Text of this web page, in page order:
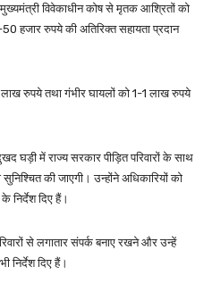
विवेकाधीन कोष से मृतक आश्रितों को
हजार रुपये की अतिरिक्त सहायता प्रदान
रुपये तथा गंभीर घायलों को 1-1 लाख रुपये
घड़ी में राज्य सरकार पीड़ित परिवारों के साथ
की जाएगी। उन्होंने अधिकारियों को
निर्देश दिए हैं।
से लगातार संपर्क बनाए रखने और उन्हें
निर्देश दिए हैं।